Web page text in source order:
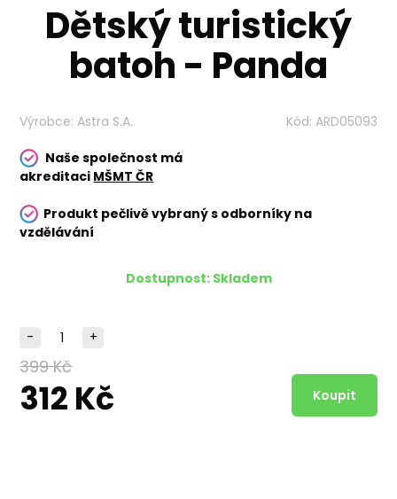
Dětský turistický
batoh - Panda
Výrobce: Astra S.A. Kód: ARD05093
Naše společnost má
akreditaci MŠMT ČR
Produkt pečlivě vybraný s odborníky na
vzdělávání
Dostupnost: Skladem
399 Kč
312 Kč
- +